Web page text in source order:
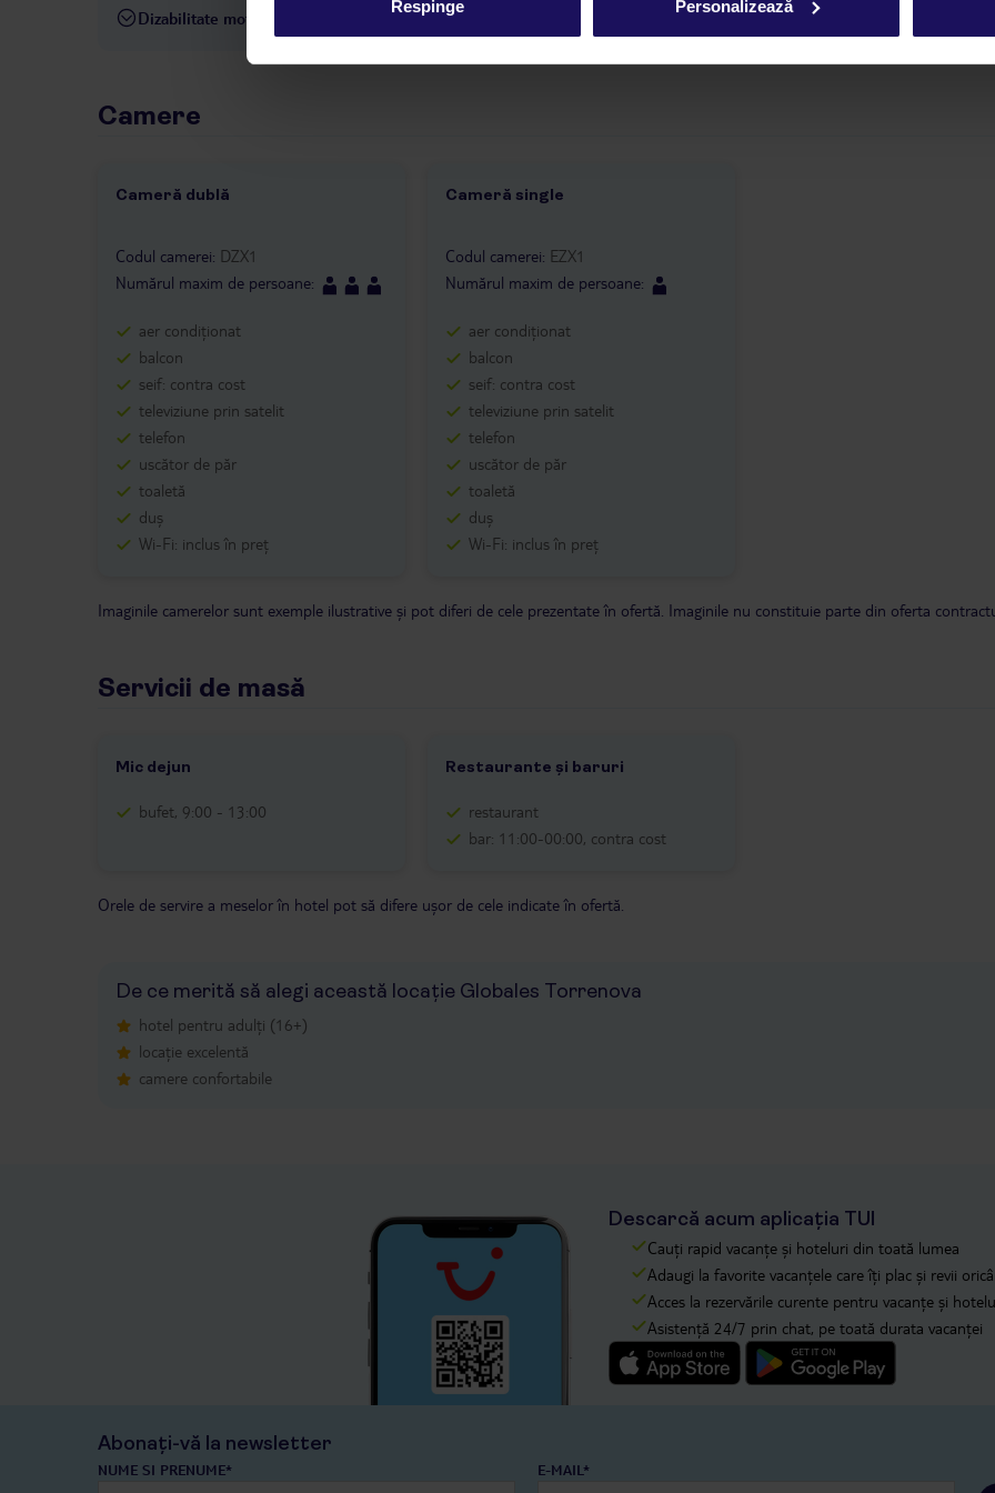
Respinge Personalizează
Dizabilitate motorie Hotelul nu este adaptat pentru persoanele cu dizabilități
Camere
Cameră dublă
1 /3
Codul camerei: DZX1
Numărul maxim de persoane:
aer condiționat
balcon
seif: contra cost
televiziune prin satelit
telefon
uscător de păr
toaletă
duș
Wi-Fi: inclus în preț
Cameră single
1 /2
Codul camerei: EZX1
Numărul maxim de persoane:
aer condiționat
balcon
seif: contra cost
televiziune prin satelit
telefon
uscător de păr
toaletă
duș
Wi-Fi: inclus în preț
Imaginile camerelor sunt exemple ilustrative şi pot diferi de cele prezentate în ofertă. Imaginile nu constituie parte din oferta
Servicii de masă
Mic dejun
bufet, 9:00 - 13:00
Restaurante și baruri
restaurant
bar: 11:00-00:00, contra cost
Orele de servire a meselor în hotel pot să difere ușor de cele indicate în ofertă.
De ce merită să alegi această locație Globales Torrenova
hotel pentru adulți (16+)
locație excelentă
camere confortabile
Descarcă acum aplicația TUI
Cauți rapid vacanțe și hoteluri din toată lumea
Adaugi la favorite vacanțele care îți plac și revii
Acces la rezervările curente pentru vacanțe și
Asistență 24/7 prin chat, pe toată durata vacanței
Abonați-vă la newsletter
NUME SI PRENUME* E-MAIL*